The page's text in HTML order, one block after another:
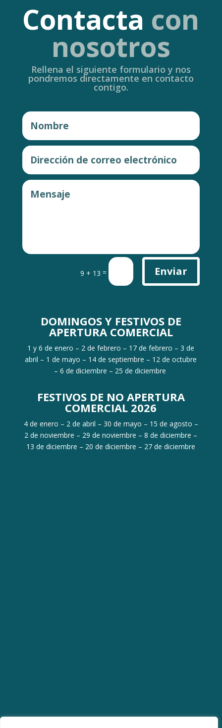
Contacta con
nosotros
Rellena el siguiente formulario y nos
pondremos directamente en contacto
contigo.
9 + 13 = Enviar
DOMINGOS Y FESTIVOS DE
APERTURA COMERCIAL
1 y 6 de enero – 2 de febrero – 17 de febrero – 3 de
abril – 1 de mayo – 14 de septiembre – 12 de octubre
– 6 de diciembre – 25 de diciembre
FESTIVOS DE NO APERTURA
COMERCIAL 2026
4 de enero – 2 de abril – 30 de mayo – 15 de agosto –
2 de noviembre – 29 de noviembre – 8 de diciembre –
13 de diciembre – 20 de diciembre – 27 de diciembre